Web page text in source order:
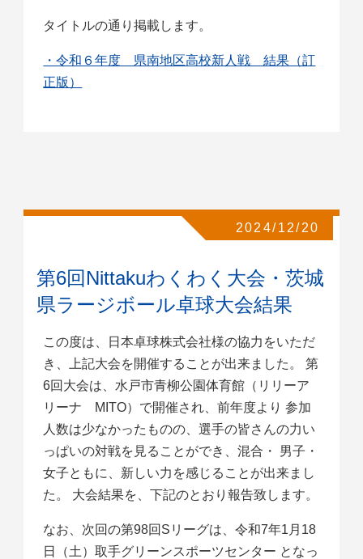
タイトルの通り掲載します。
・令和６年度 県南地区高校新人戦 結果（訂
正版）
第6回Nittakuわくわく大会・茨城
県ラージボール卓球大会結果
2024/12/20
この度は、日本卓球株式会社様の協力をいただ
き、上記大会を開催することが出来ました。 第
6回大会は、水戸市青柳公園体育館（リリーア
リーナ MITO）で開催され、前年度より 参加
人数は少なかったものの、選手の皆さんの力い
っぱいの対戦を見ることができ、混合・ 男子・
女子ともに、新しい力を感じることが出来まし
た。 大会結果を、下記のとおり報告致します。
なお、次回の第98回Sリーグは、令和7年1月18
日（土）取手グリーンスポーツセンター となっ